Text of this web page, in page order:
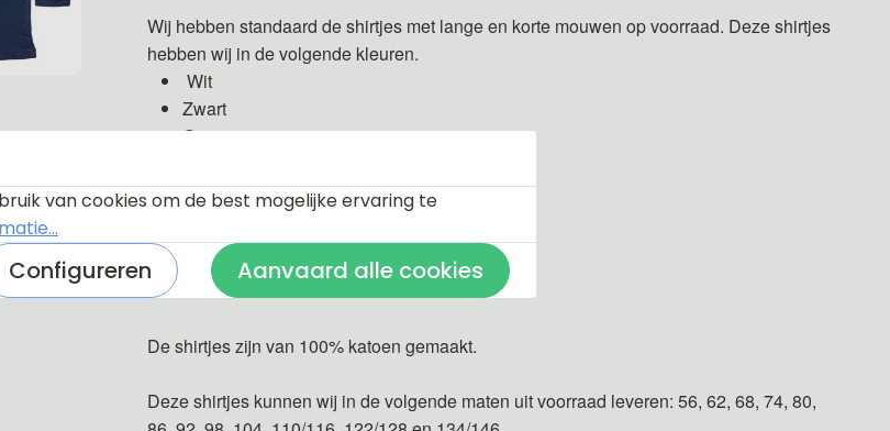
Wij hebben standaard de shirtjes met lange en korte mouwen op voorraad. Deze shirtjes
hebben wij in de volgende kleuren.
Wit
Zwart
Grijs
Licht roze
Fuchsia roze
Licht blauw
Donker blauw
De shirtjes zijn van 100% katoen gemaakt.
Deze shirtjes kunnen wij in de volgende maten uit voorraad leveren: 56, 62, 68, 74, 80,
van cookies om de best mogelijke ervaring te
Configureren Aanvaard alle cookies